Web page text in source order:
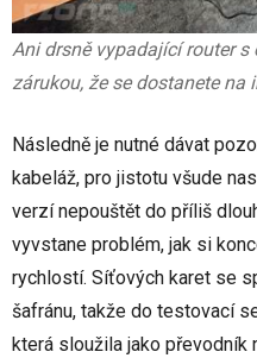
Ani drsně vypadající router
zárukou, že se dostanete na
Následně je nutné dávat
kabeláž, pro jistotu všude
verzí nepouštět do příliš
vyvstane problém, jak si
rychlostí. Síťových karet se
šafránu, takže do testovací
která sloužila jako převodník